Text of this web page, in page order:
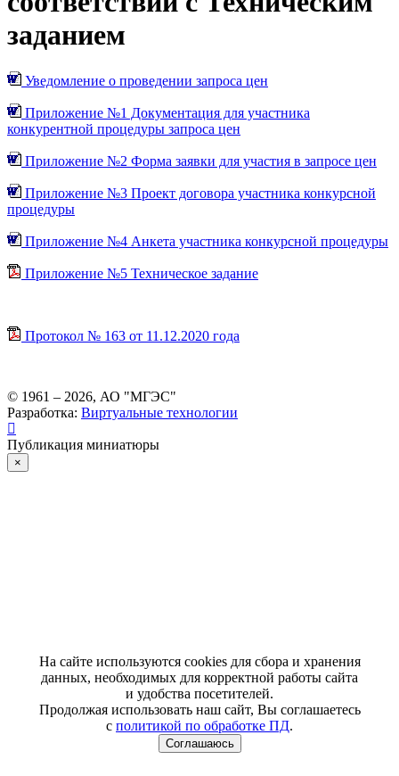
заданием
Уведомление о проведении запроса цен
Приложение №1 Документация для участника
конкурентной процедуры запроса цен
Приложение №2 Форма заявки для участия в запросе цен
Приложение №3 Проект договора участника конкурсной
процедуры
Приложение №4 Анкета участника конкурсной процедуры
Приложение №5 Техническое задание
Протокол № 163 от 11.12.2020 года
© 1961 – 2026, АО "МГЭС"
Разработка: Виртуальные технологии
Публикация миниатюры
×
На сайте используются cookies для сбора и хранения
данных, необходимых для корректной работы сайта
и удобства посетителей.
Продолжая использовать наш сайт, Вы соглашаетесь
с политикой по обработке ПД.
Соглашаюсь